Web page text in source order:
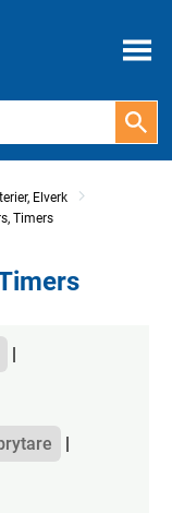
Meny
Elverk
Timers